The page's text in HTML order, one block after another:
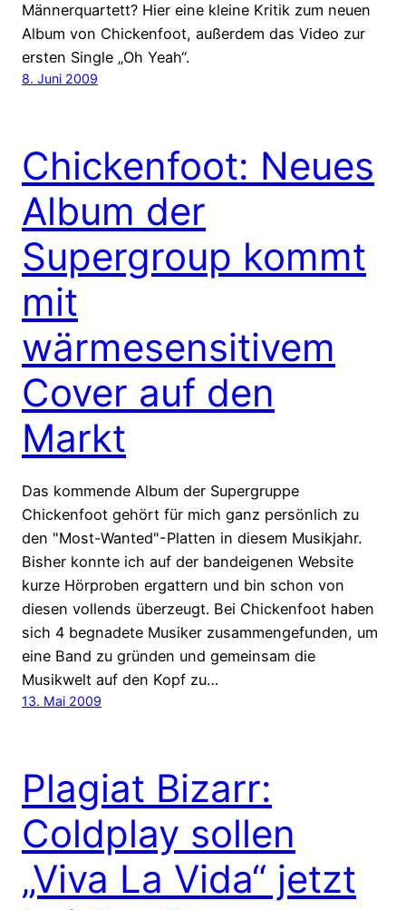
Männerquartett? Hier eine kleine Kritik zum neuen
Album von Chickenfoot, außerdem das Video zur
ersten Single „Oh Yeah“.
8. Juni 2009
Chickenfoot: Neues
Album der
Supergroup kommt
mit
wärmesensitivem
Cover auf den
Markt
Das kommende Album der Supergruppe
Chickenfoot gehört für mich ganz persönlich zu
den "Most-Wanted"-Platten in diesem Musikjahr.
Bisher konnte ich auf der bandeigenen Website
kurze Hörproben ergattern und bin schon von
diesen vollends überzeugt. Bei Chickenfoot haben
sich 4 begnadete Musiker zusammengefunden, um
eine Band zu gründen und gemeinsam die
Musikwelt auf den Kopf zu…
13. Mai 2009
Plagiat Bizarr:
Coldplay sollen
„Viva La Vida“ jetzt